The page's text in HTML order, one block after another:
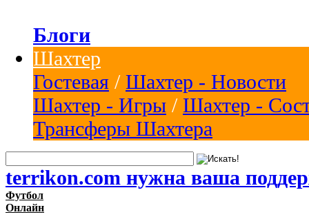
Блоги
Шахтер
Гостевая / Шахтер - Новости
Шахтер - Игры / Шахтер -
Трансферы Шахтера
terrikon.com нужна ваша
Футбол
Онлайн